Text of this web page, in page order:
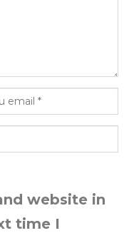
website in
time I